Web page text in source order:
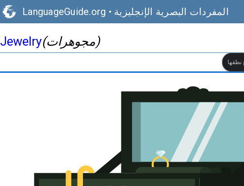
LanguageGuide.org • المفردات البصرية الإنجليزية
Jewelry (مجوهرات)